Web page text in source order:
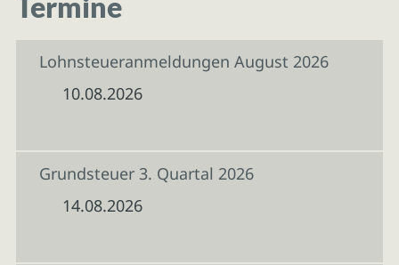
Termine
Lohnsteueranmeldungen August 2026
10.08.2026
Grundsteuer 3. Quartal 2026
14.08.2026